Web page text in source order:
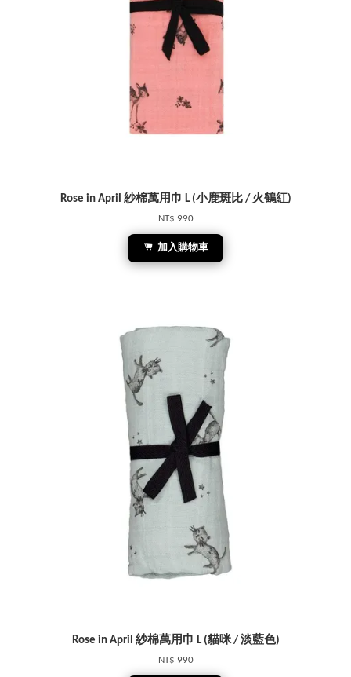
Rose in April 紗棉萬用巾 L (小鹿斑比 / 火鶴紅)
NT$ 990
加入購物車
Rose in April 紗棉萬用巾 L (貓咪 / 淡藍色)
NT$ 990